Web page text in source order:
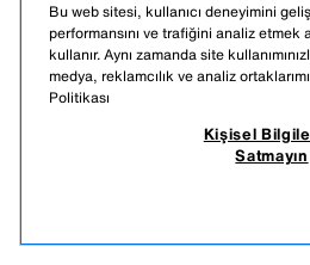
Bu web sitesi, kullanıcı deneyimini
performansını ve trafiğini analiz etmek
kullanır. Aynı zamanda site
medya, reklamcılık ve analiz
Politikası
Kişisel
Satmayın